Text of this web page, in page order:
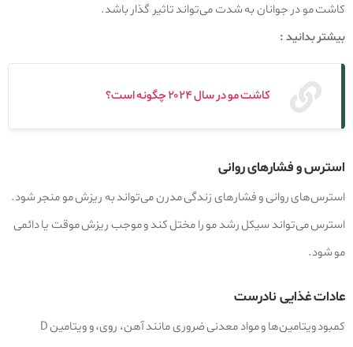
کاشت مو در جوانان به شدت می‌تواند تاثیر گذار باشد.
بیشتر بدانید :
کاشت مو در سال ۲۰۲۴ چگونه است؟
استرس و فشارهای روانی
استرس‌های روانی و فشارهای زندگی مدرن می‌تواند به ریزش مو منجر شود.
استرس می‌تواند سیکل رشد مو را مختل کند و موجب ریزش موقت یا دائمی
مو شود.
عادات غذایی نادرست
کمبود ویتامین‌ها و مواد معدنی ضروری مانند آهن، روی، و ویتامین D